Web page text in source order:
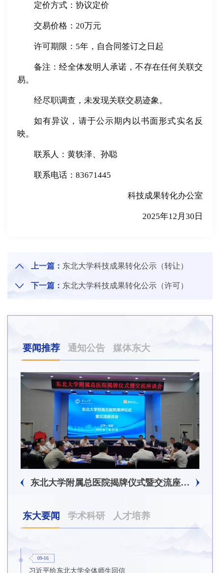
定价方式：协议定价
交易价格：20万元
许可期限：5年，自合同签订之日起
备注：经全体发明人承诺，不存在任何关联交
易。
经尽职调查，未发现关联交易迹象。
如有异议，请于公示期内以书面形式实名反
映。
联系人：黄轶泽、孙聪
联系电话：83671445
科技成果转化办公室
2025年12月30日
上一篇： 东北大学科技成果转化公示（转让）
下一篇： 东北大学科技成果转化公示（许可）
要闻推荐 通知公告 媒体东大
东北大学附属总医院揭牌仪式暨交流座谈会举行
东大要闻 学术科研 人才培养
09-16
习近平给东北大学全体师生回信